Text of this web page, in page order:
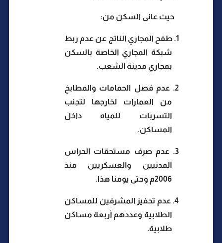
حيث عانى السكن من:
1. طفح المجاري الناتج عن عدم ربط
شبكة المجاري الخاصة بالسكن
بمجاري مدينة الشعب.
2.
عدم فصل الحمامات والمطابخ
من العمارات لخارجها لتجنب
التسربات للمياه داخل
المساكن.
3.
عدم صرف مستحقات الحراس
المدنيين والعسكريين منذ
2006م وحتى يومنا هذا.
4. عدم تحفيز المشرفين للمساكن
الطلابية وعددهم أربعة مساكن
طلابية.